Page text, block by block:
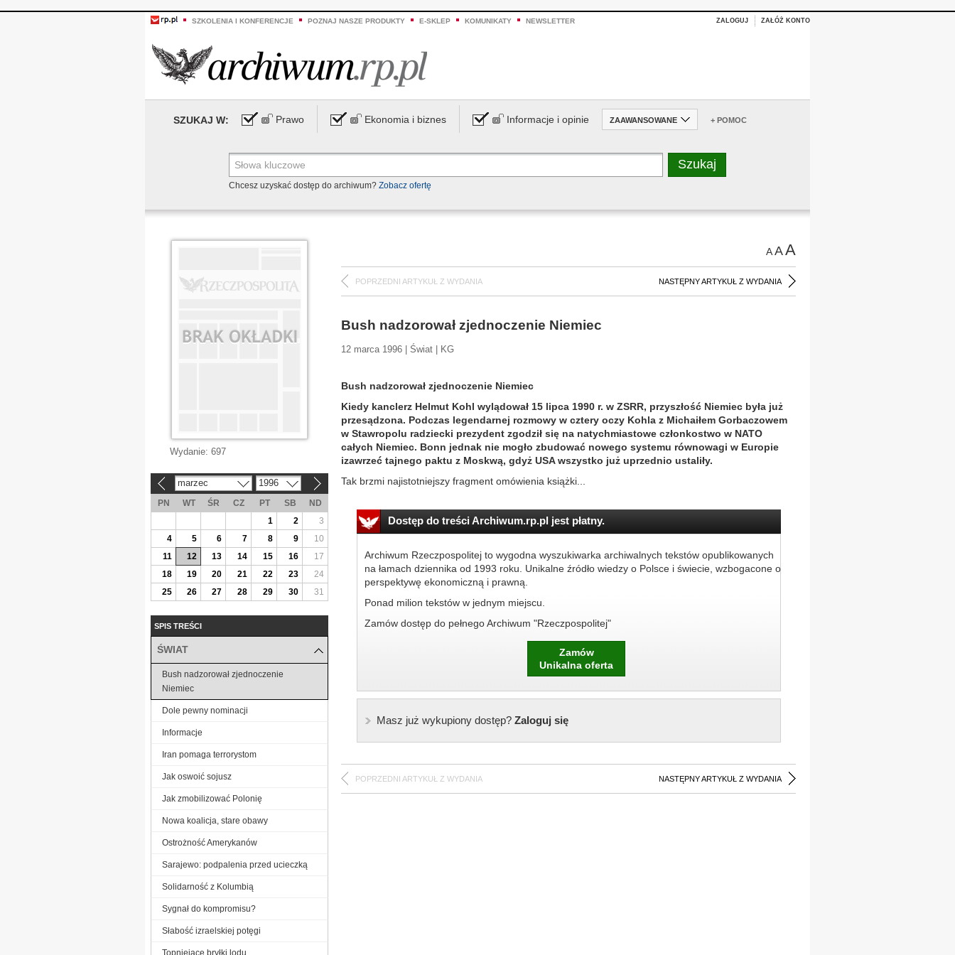
SZKOLENIA I KONFERENCJE POZNAJ NASZE PRODUKTY E-SKLEP KOMUNIKATY NEWSLETTER ZALOGUJ ZAŁÓŻ KONTO
SZUKAJ W: Prawo Ekonomia i biznes Informacje i opinie ZAAWANSOWANE + POMOC
Chcesz uzyskać dostęp do archiwum? Zobacz ofertę
AAA
POPRZEDNI ARTYKUŁ Z WYDANIA NASTĘPNY ARTYKUŁ Z WYDANIA
Bush nadzorował zjednoczenie Niemiec
12 marca 1996 | Świat | KG
Bush nadzorował zjednoczenie Niemiec
Kiedy kanclerz Helmut Kohl wylądował 15 lipca 1990 r. w ZSRR, przyszłość Niemiec była już
przesądzona. Podczas legendarnej rozmowy w cztery oczy Kohla z Michaiłem Gorbaczowem
w Stawropolu radziecki prezydent zgodził się na natychmiastowe członkostwo w NATO
całych Niemiec. Bonn jednak nie mogło zbudować nowego systemu równowagi w Europie
izawrzeć tajnego paktu z Moskwą, gdyż USA wszystko już uprzednio ustaliły.
Tak brzmi najistotniejszy fragment omówienia książki...
Dostęp do treści Archiwum.rp.pl jest płatny.
Archiwum Rzeczpospolitej to wygodna wyszukiwarka archiwalnych tekstów opublikowanych
na łamach dziennika od 1993 roku. Unikalne źródło wiedzy o Polsce i świecie, wzbogacone o
perspektywę ekonomiczną i prawną.
Ponad milion tekstów w jednym miejscu.
Zamów dostęp do pełnego Archiwum "Rzeczpospolitej"
Zamów
Unikalna oferta
Masz już wykupiony dostęp?Zaloguj się
POPRZEDNI ARTYKUŁ Z WYDANIA NASTĘPNY ARTYKUŁ Z WYDANIA
Wydanie: 697
marzec 1996
PN WT ŚR CZ PT SB
ND
1
2
3
4
5 6 7 8 9
10
11
12 13 14 15 16
17
18
19 20 21 22 23
24
25
26 27 28 29 30 31
SPIS TREŚCI
ŚWIAT
Bush nadzorował zjednoczenie
Niemiec
Dole pewny nominacji
Informacje
Iran pomaga terrorystom
Jak oswoić sojusz
Jak zmobilizować Polonię
Nowa koalicja, stare obawy
Ostrożność Amerykanów
Sarajewo: podpalenia przed ucieczką
Solidarność z Kolumbią
Sygnał do kompromisu?
Słabość izraelskiej potęgi
Topniejące bryłki lodu